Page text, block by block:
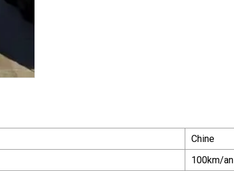
Chine
100km/an